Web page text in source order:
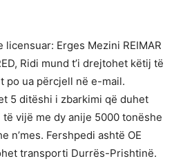
licensuar: Erges Mezini REIMAR
Ridi mund t’i drejtohet këtij të
po ua përcjell në e-mail.
5 ditëshi i zbarkimi që duhet
vijë me dy anije 5000 tonëshe
n’mes. Fershpedi ashtë OE
transporti Durrës-Prishtinë.